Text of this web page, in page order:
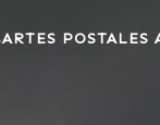
POSTALES